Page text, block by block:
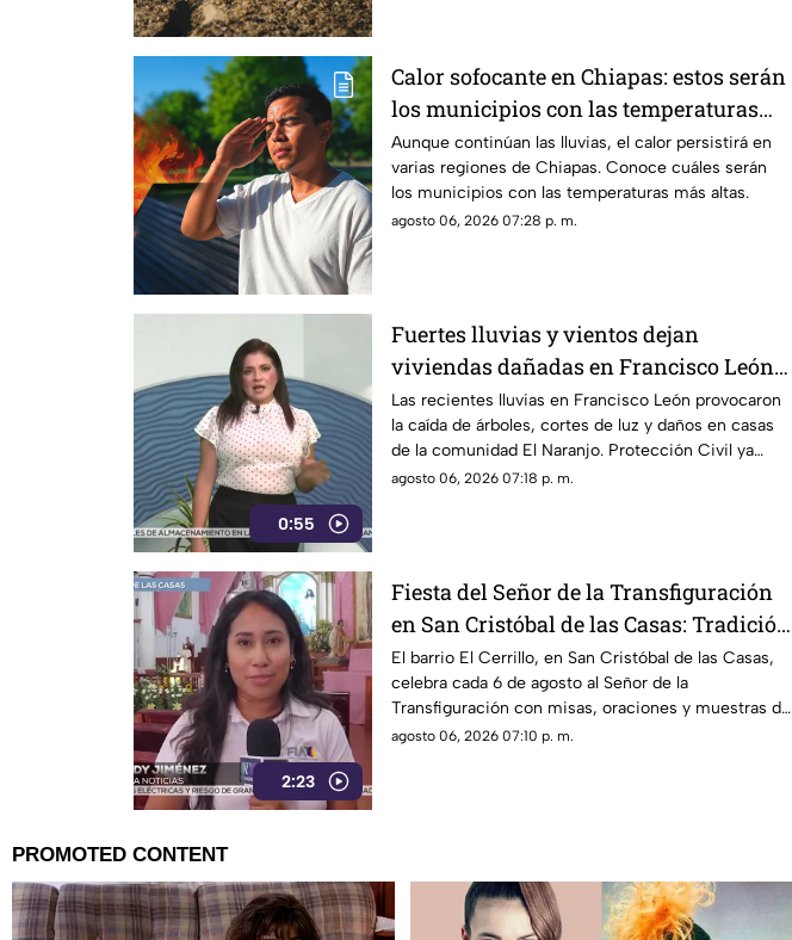
Calor sofocante en Chiapas: estos serán
los municipios con las temperaturas
más altas este viernes 7 de agosto
Aunque continúan las lluvias, el calor persistirá en
varias regiones de Chiapas. Conoce cuáles serán
los municipios con las temperaturas más altas.
agosto 06, 2026 07:28 p. m.
0:55
Fuertes lluvias y vientos dejan
viviendas dañadas en Francisco León,
Chiapas
Las recientes lluvias en Francisco León provocaron
la caída de árboles, cortes de luz y daños en casas
de la comunidad El Naranjo. Protección Civil ya
auxilia.
agosto 06, 2026 07:18 p. m.
2:23
Fiesta del Señor de la Transfiguración
en San Cristóbal de las Casas: Tradición
y fe en El Cerrillo
El barrio El Cerrillo, en San Cristóbal de las Casas,
celebra cada 6 de agosto al Señor de la
Transfiguración con misas, oraciones y muestras de
devoción.
agosto 06, 2026 07:10 p. m.